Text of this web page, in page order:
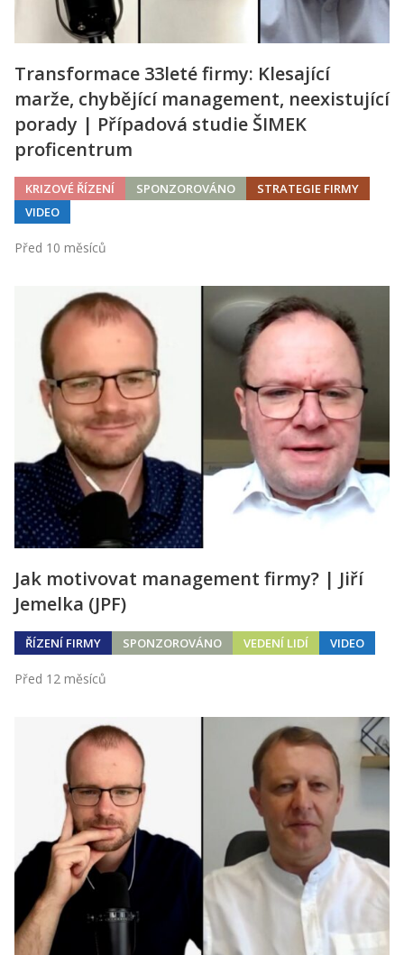
Transformace 33leté firmy: Klesající
marže, chybějící management, neexistující
porady | Případová studie ŠIMEK
proficentrum
KRIZOVÉ ŘÍZENÍ SPONZOROVÁNO
STRATEGIE FIRMY
VIDEO
Před 10 měsíců
Jak motivovat management firmy? | Jiří
Jemelka (JPF)
ŘÍZENÍ FIRMY SPONZOROVÁNO VEDENÍ LIDÍ VIDEO
Před 12 měsíců